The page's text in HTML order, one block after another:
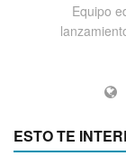
Equipo
ESTO TE